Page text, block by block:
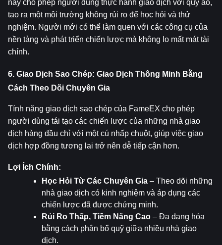
này cho phép người dùng thực hành giao dịch với quỹ ảo,
tạo ra một môi trường không rủi ro để học hỏi và thử
nghiệm. Người mới có thể làm quen với các công cụ của
nền tảng và phát triển chiến lược mà không lo mất mát tài
chính.
6. Giao Dịch Sao Chép: Giao Dịch Thông Minh Bằng
Cách Theo Dõi Chuyên Gia
Tính năng giao dịch sao chép của FameEX cho phép
người dùng tái tạo các chiến lược của những nhà giao
dịch hàng đầu chỉ với một cú nhấp chuột, giúp việc giao
dịch hợp đồng tương lai trở nên dễ tiếp cận hơn.
Lợi Ích Chính:
Học Hỏi Từ Các Chuyên Gia – Theo dõi những
nhà giao dịch có kinh nghiệm và áp dụng các
chiến lược đã được chứng minh.
Rủi Ro Thấp, Tiềm Năng Cao – Đa dạng hóa
bằng cách phân bổ quỹ giữa nhiều nhà giao
dịch.